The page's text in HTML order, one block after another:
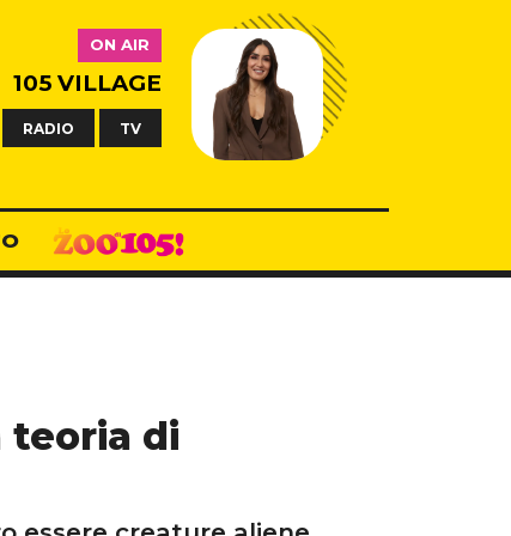
ON AIR
105 VILLAGE
RADIO TV
teoria di